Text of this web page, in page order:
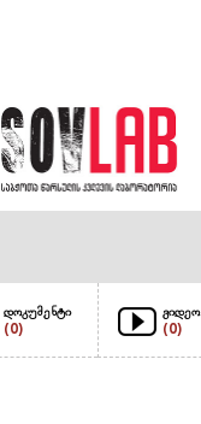
დოკუმენტი
(0)
ვიდეო
(0)